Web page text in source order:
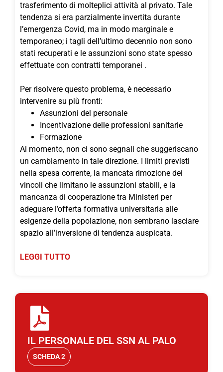
trasferimento di molteplici attività al privato. Tale
tendenza si era parzialmente invertita durante
l’emergenza Covid, ma in modo marginale e
temporaneo; i tagli dell’ultimo decennio non sono
stati recuperati e le assunzioni sono state spesso
effettuate con contratti temporanei .
Per risolvere questo problema, è necessario
intervenire su più fronti:
Assunzioni del personale
Incentivazione delle professioni sanitarie
Formazione
Al momento, non ci sono segnali che suggeriscano
un cambiamento in tale direzione. I limiti previsti
nella spesa corrente, la mancata rimozione dei
vincoli che limitano le assunzioni stabili, e la
mancanza di cooperazione tra Ministeri per
adeguare l’offerta formativa universitaria alle
esigenze della popolazione, non sembrano lasciare
spazio all’inversione di tendenza auspicata.
LEGGI TUTTO
IL PERSONALE DEL SSN AL PALO
SCHEDA 2